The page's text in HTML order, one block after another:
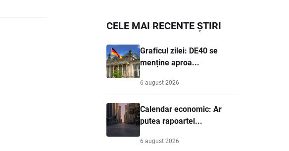
CELE MAI RECENTE ȘTIRI
Graficul zilei: DE40 se
menține aproa...
6 august 2026
Calendar economic: Ar
putea rapoartel...
6 august 2026